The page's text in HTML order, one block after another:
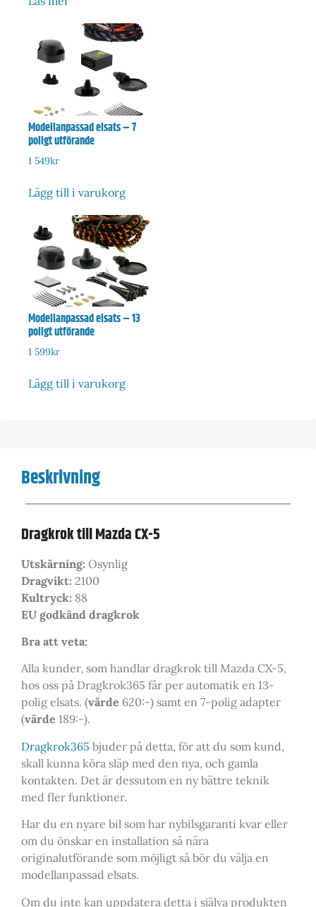
Modellanpassad elsats – 7
poligt utförande
1 549kr
Lägg till i varukorg
Modellanpassad elsats – 13
poligt utförande
1 599kr
Lägg till i varukorg
Beskrivning
Dragkrok till Mazda CX-5
Utskärning: Osynlig
Dragvikt: 2100
Kultryck: 88
EU godkänd dragkrok
Bra att veta:
Alla kunder, som handlar dragkrok till Mazda CX-5,
hos oss på Dragkrok365 får per automatik en 13-
polig elsats. (värde 620:-) samt en 7-polig adapter
(värde 189:-).
Dragkrok365 bjuder på detta, för att du som kund,
skall kunna köra släp med den nya, och gamla
kontakten. Det är dessutom en ny bättre teknik
med fler funktioner.
Har du en nyare bil som har nybilsgaranti kvar eller
om du önskar en installation så nära
originalutförande som möjligt så bör du välja en
modellanpassad elsats.
Om du inte kan uppdatera detta i själva produkten